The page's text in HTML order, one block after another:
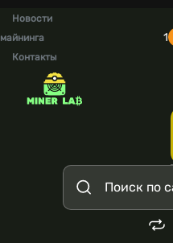
Новости
майнинга
Контакты
1